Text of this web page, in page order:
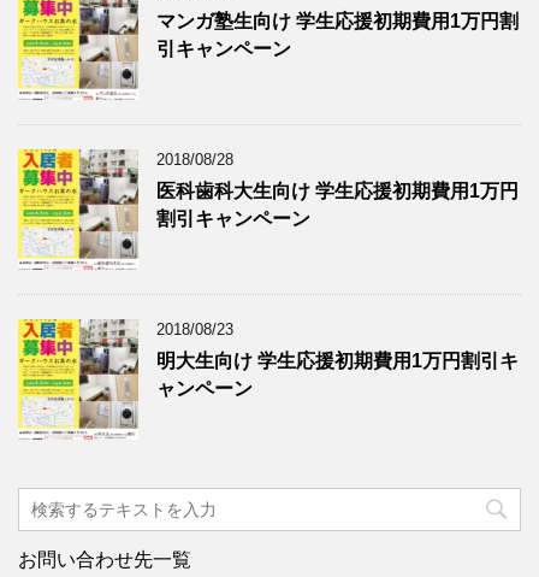
マンガ塾生向け 学生応援初期費用1万円割
引キャンペーン
2018/08/28
医科歯科大生向け 学生応援初期費用1万円
割引キャンペーン
2018/08/23
明大生向け 学生応援初期費用1万円割引キ
ャンペーン
お問い合わせ先一覧